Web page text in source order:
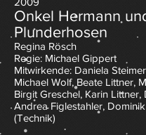
Onkel Hermann
Plunderhosen
Regina Rösch
Regie: Michael Gippert
Mitwirkende: Daniela
Michael Wolf, Beate Littner,
Birgit Greschel, Karin Littner,
Andrea Figlestahler, Do
(Technik)